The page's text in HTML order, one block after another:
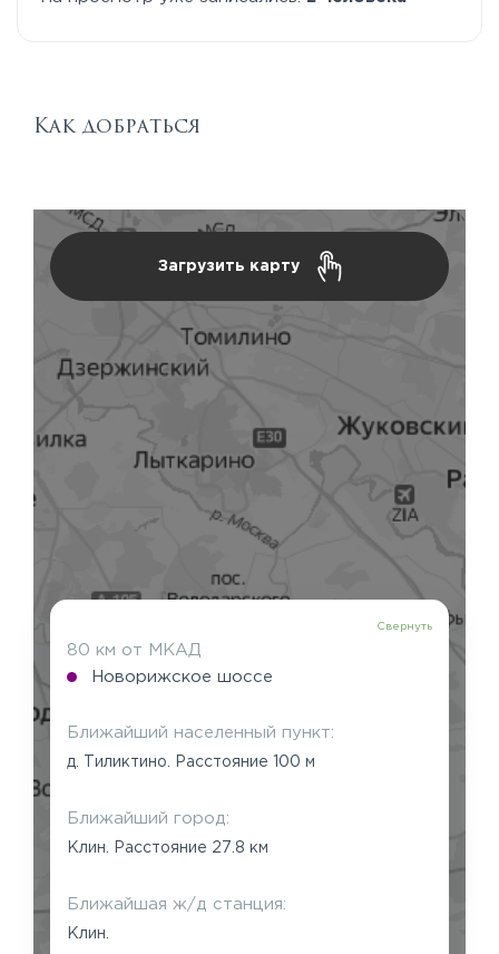
Как добраться
Загрузить карту
Свернуть
80 км от МКАД
Новорижское шоссе
Ближайший населенный пункт:
д. Тиликтино. Расстояние 100 м
Ближайший город:
Клин. Расстояние 27.8 км
Ближайшая ж/д станция:
Клин.